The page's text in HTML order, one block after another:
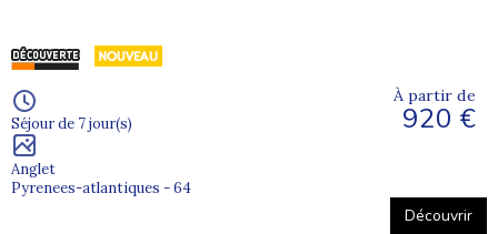
Séjour de 7 jour(s)
Anglet
Pyrenees-atlantiques - 64
À partir de
920 €
Découvrir